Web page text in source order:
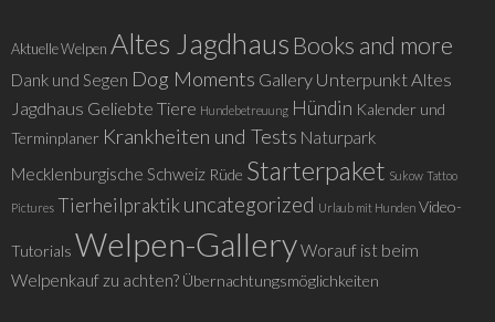
Aktuelle Welpen Altes Jagdhaus Books and more
Dank und Segen Dog Moments Gallery Unterpunkt Altes
Jagdhaus Geliebte Tiere Hundebetreuung Hündin Kalender und
Terminplaner Krankheiten und Tests Naturpark
Mecklenburgische Schweiz Rüde Starterpaket Sukow Tattoo
Pictures Tierheilpraktikuncategorized Urlaub mit Hunden Video-
Tutorials Welpen-GalleryWorauf ist beim
Welpenkauf zu achten? Übernachtungsmöglichkeiten